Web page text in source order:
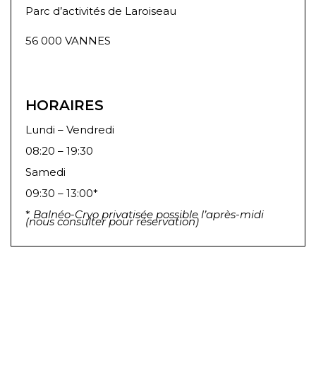
Parc d’activités de Laroiseau
56 000 VANNES
HORAIRES
Lundi – Vendredi
08:20 – 19:30
Samedi
09:30 – 13:00*
* Balnéo-Cryo privatisée possible l’après-midi
(nous consulter pour réservation)